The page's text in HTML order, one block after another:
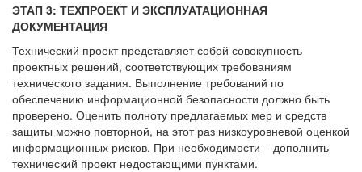
ЭТАП 3: ТЕХПРОЕКТ И ЭКСПЛУАТАЦИОННАЯ
ДОКУМЕНТАЦИЯ
Технический проект представляет собой совокупность
проектных решений, соответствующих требованиям
технического задания. Выполнение требований по
обеспечению информационной безопасности должно быть
проверено. Оценить полноту предлагаемых мер и средств
защиты можно повторной, на этот раз низкоуровневой оценкой
информационных рисков. При необходимости − дополнить
технический проект недостающими пунктами.